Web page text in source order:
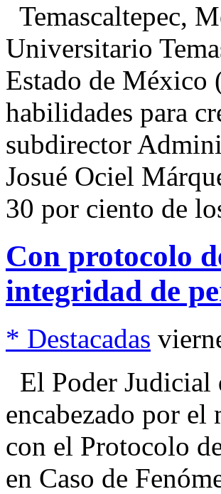
Temascaltepec,
Universitario
Estado de
habilidades para
subdirector
Josué Ociel
30 por ciento de
Con protocolo
integridad de
* Destacadas
El Poder
encabezado por
con el Protocolo
en Caso de